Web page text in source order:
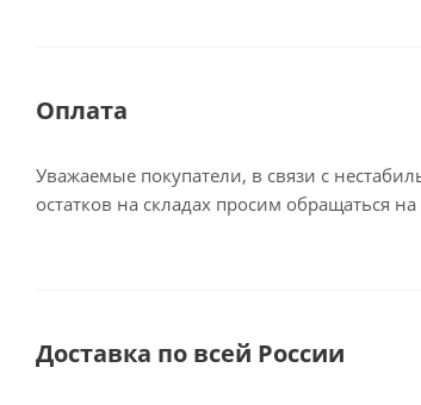
Оплата
Уважаемые покупатели, в связи с
остатков на складах просим обращаться
Доставка по всей России